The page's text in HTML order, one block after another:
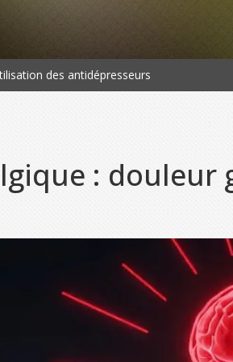
des antidépresseurs
: douleur